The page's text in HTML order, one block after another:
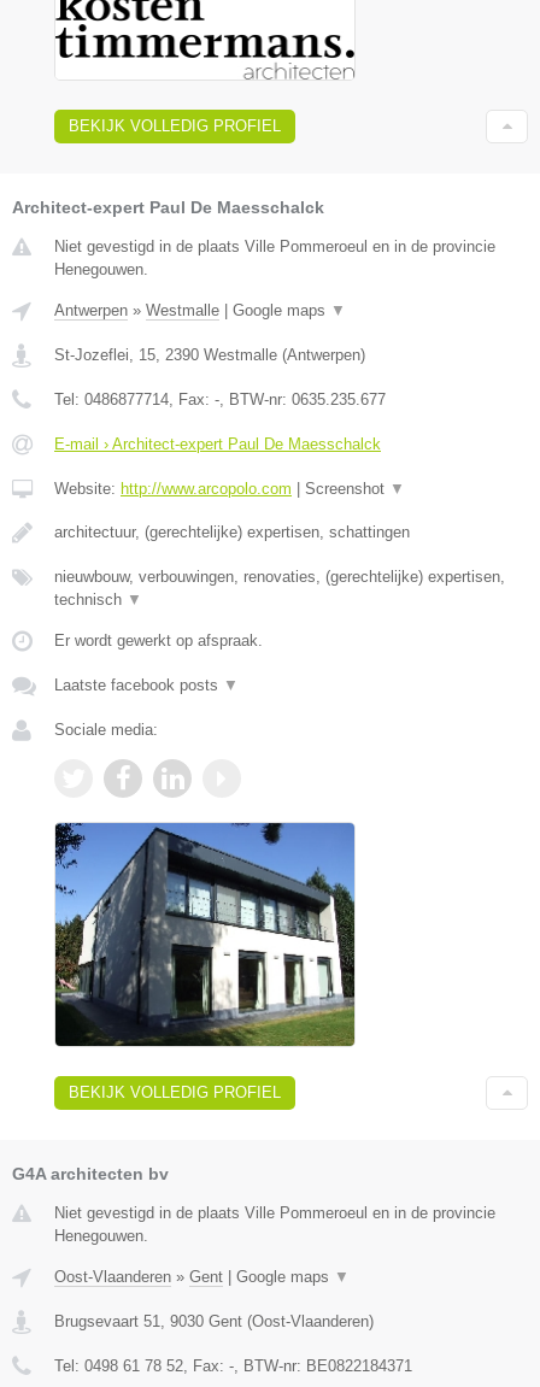
BEKIJK VOLLEDIG PROFIEL
Architect-expert Paul De Maesschalck
Niet gevestigd in de plaats Ville Pommeroeul en in de provincie
Henegouwen.
Antwerpen » Westmalle Google maps ▼
St-Jozeflei, 15 2390 Westmalle (Antwerpen)
Tel: 0486877714 , Fax: - , BTW-nr: 0635.235.677
E-mail › Architect-expert Paul De Maesschalck
Website: http://www.arcopolo.com Screenshot ▼
architectuur, (gerechtelijke) expertisen, schattingen
nieuwbouw, verbouwingen, renovaties, (gerechtelijke) expertisen,
technisch ▼
Er wordt gewerkt op afspraak.
Laatste facebook posts ▼
Sociale media:
BEKIJK VOLLEDIG PROFIEL
G4A architecten bv
Niet gevestigd in de plaats Ville Pommeroeul en in de provincie
Henegouwen.
Oost-Vlaanderen » Gent Google maps ▼
Brugsevaart 51, 9030 Gent (Oost-Vlaanderen)
Tel: 0498 61 78 52, Fax: -, BTW-nr: BE0822184371